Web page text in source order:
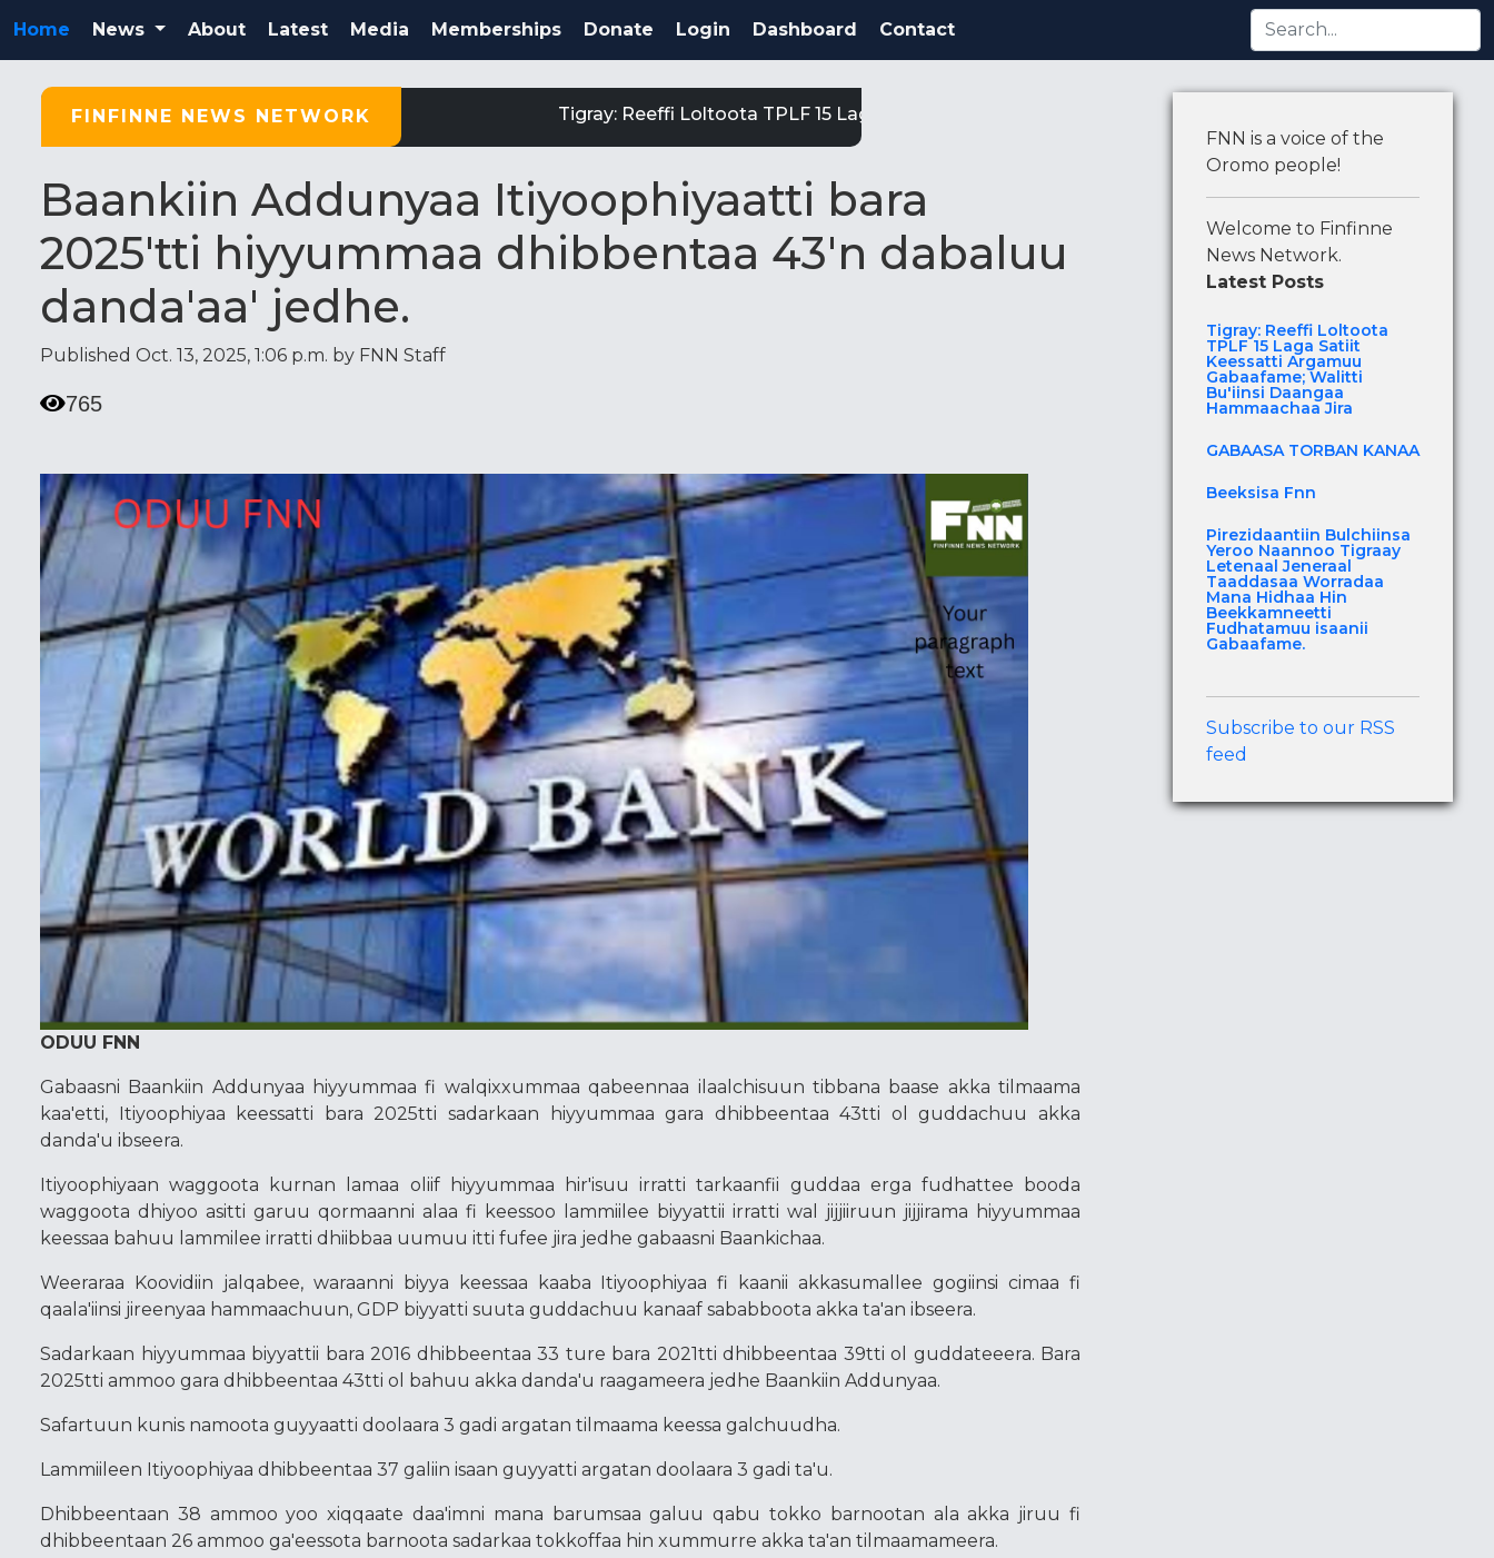
Home News About Latest Media Memberships Donate Login Dashboard Contact
FINFINNE NEWS NETWORK Tigray: Reeffi Loltoota TPLF 15 Laga Satiit Keessatti Argamuu Gabaafame; Walitti Bu'iinsi Daangaa
Baankiin Addunyaa Itiyoophiyaatti bara
2025'tti hiyyummaa dhibbentaa 43'n dabaluu
danda'aa' jedhe.
Published Oct. 13, 2025, 1:06 p.m. by FNN Staff
765
ODUU FNN
Gabaasni Baankiin Addunyaa hiyyummaa fi walqixxummaa qabeennaa ilaalchisuun tibbana baase akka tilmaama
kaa'etti, Itiyoophiyaa keessatti bara 2025tti sadarkaan hiyyummaa gara dhibbeentaa 43tti ol guddachuu akka
danda'u ibseera.
Itiyoophiyaan waggoota kurnan lamaa oliif hiyyummaa hir'isuu irratti tarkaanfii guddaa erga fudhattee booda
waggoota dhiyoo asitti garuu qormaanni alaa fi keessoo lammiilee biyyattii irratti wal jijjiiruun jijjirama hiyyummaa
keessaa bahuu lammilee irratti dhiibbaa uumuu itti fufee jira jedhe gabaasni Baankichaa.
Weeraraa Koovidiin jalqabee, waraanni biyya keessaa kaaba Itiyoophiyaa fi kaanii akkasumallee gogiinsi cimaa fi
qaala'iinsi jireenyaa hammaachuun, GDP biyyatti suuta guddachuu kanaaf sababboota akka ta'an ibseera.
Sadarkaan hiyyummaa biyyattii bara 2016 dhibbeentaa 33 ture bara 2021tti dhibbeentaa 39tti ol guddateeera. Bara
2025tti ammoo gara dhibbeentaa 43tti ol bahuu akka danda'u raagameera jedhe Baankiin Addunyaa.
Safartuun kunis namoota guyyaatti doolaara 3 gadi argatan tilmaama keessa galchuudha.
Lammiileen Itiyoophiyaa dhibbeentaa 37 galiin isaan guyyatti argatan doolaara 3 gadi ta'u.
Dhibbeentaan 38 ammoo yoo xiqqaate daa'imni mana barumsaa galuu qabu tokko barnootan ala akka jiruu fi
dhibbeentaan 26 ammoo ga'eessota barnoota sadarkaa tokkoffaa hin xummurre akka ta'an tilmaamameera.
FNN is a voice of the
Oromo people!
Welcome to Finfinne
News Network.
Latest Posts
Tigray: Reeffi Loltoota
TPLF 15 Laga Satiit
Keessatti Argamuu
Gabaafame; Walitti
Bu'iinsi Daangaa
Hammaachaa Jira
GABAASA TORBAN KANAA
Beeksisa Fnn
Pirezidaantiin Bulchiinsa
Yeroo Naannoo Tigraay
Letenaal Jeneraal
Taaddasaa Worradaa
Mana Hidhaa Hin
Beekkamneetti
Fudhatamuu isaanii
Gabaafame.
Subscribe to our RSS
feed